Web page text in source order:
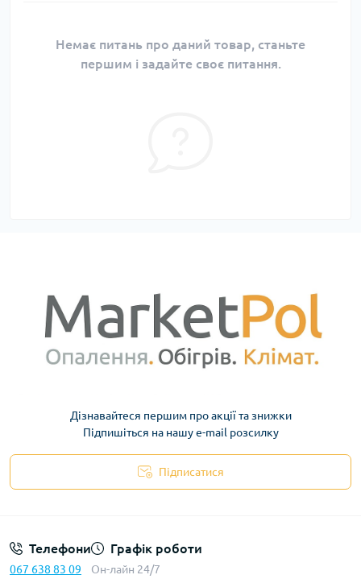
Немає питань про даний товар, станьте
першим і задайте своє питання.
Дізнавайтеся першим про акції та знижки
Підпишіться на нашу e-mail розсилку
Підписатися
Телефони
067 638 83 09
Графік роботи
Он-лайн 24/7